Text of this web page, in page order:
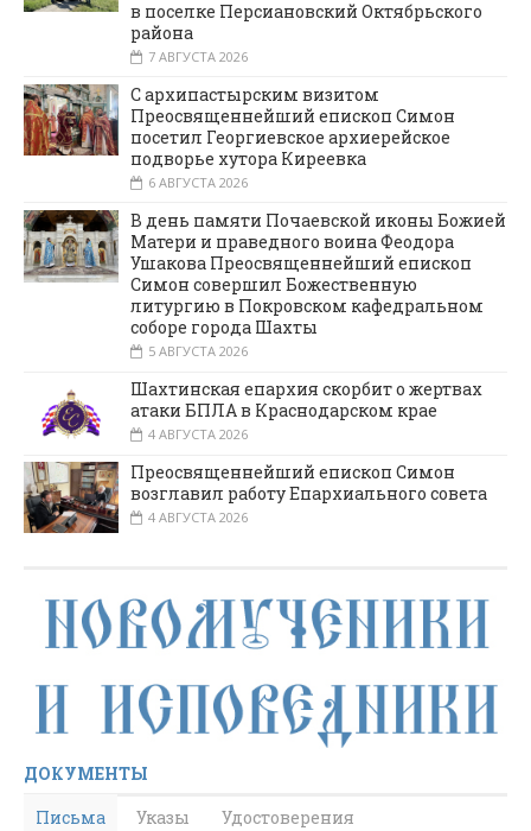
в поселке Персиановский Октябрьского
района
7 АВГУСТА 2026
С архипастырским визитом
Преосвященнейший епископ Симон
посетил Георгиевское архиерейское
подворье хутора Киреевка
6 АВГУСТА 2026
В день памяти Почаевской иконы Божией
Матери и праведного воина Феодора
Ушакова Преосвященнейший епископ
Симон совершил Божественную
литургию в Покровском кафедральном
соборе города Шахты
5 АВГУСТА 2026
Шахтинская епархия скорбит о жертвах
атаки БПЛА в Краснодарском крае
4 АВГУСТА 2026
Преосвященнейший епископ Симон
возглавил работу Епархиального совета
4 АВГУСТА 2026
ДОКУМЕНТЫ
Письма
Указы Удостоверения